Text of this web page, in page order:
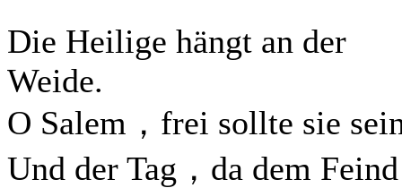
Die Heilige hängt an der
Weide.
O Salem，frei sollte sie
Und der Tag，da dem Feind